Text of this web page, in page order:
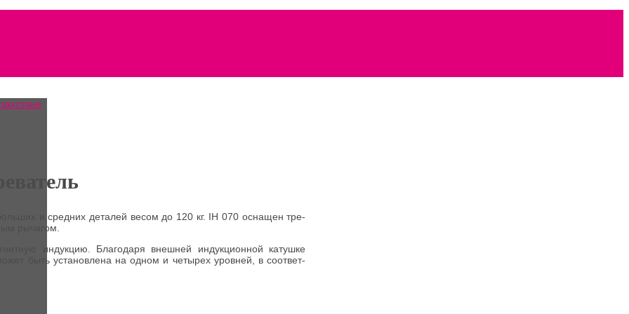
и сред­них дета­лей весом до 120 кг. IH 070 осна­щен тре­
рычагом.
индук­цию. Бла­го­да­ря внеш­ней индук­ци­он­ной катуш­ке
быть уста­нов­ле­на на одном и четы­рех уров­ней, в соот­вет­